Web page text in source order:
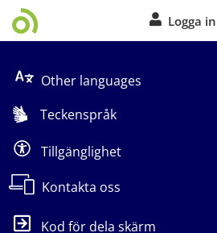
Logga in
Other languages
Teckenspråk
Tillgänglighet
Kontakta oss
Kod för dela skärm